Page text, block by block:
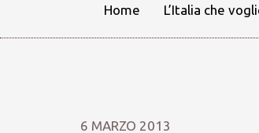
Home L’Italia che
6 MARZO 2013